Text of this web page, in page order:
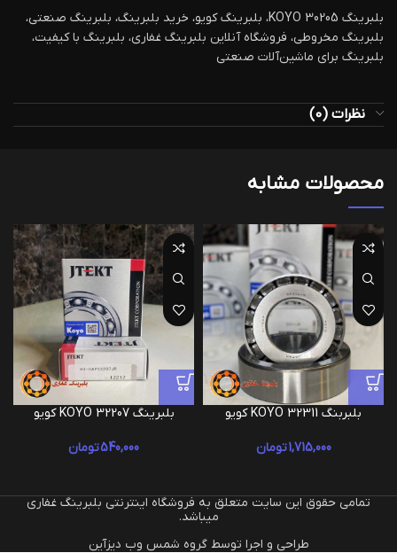
بلبرینگ KOYO 30205، بلبرینگ کویو، خرید بلبرینگ، بلبرینگ صنعتی،
بلبرینگ مخروطی، فروشگاه آنلاین بلبرینگ غفاری، بلبرینگ با کیفیت،
بلبرینگ برای ماشین‌آلات صنعتی
نظرات (0)
محصولات مشابه
بلبربنگ 32311 KOYO کویو
1,715,000تومان
بلبرینگ 32207 KOYO کویو
540,000تومان
تمامی حقوق این سایت متعلق به فروشگاه اینترنتی بلبرینگ غفاری
میباشد.
طراحی و اجرا توسط گروه شمس وب دیزآین